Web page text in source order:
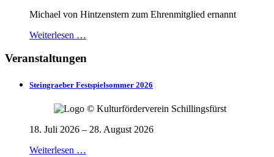
Michael von Hintzenstern zum Ehrenmitglied ernannt
Weiterlesen …
Veranstaltungen
Steingraeber Festspielsommer 2026
18. Juli 2026 – 28. August 2026
Weiterlesen …